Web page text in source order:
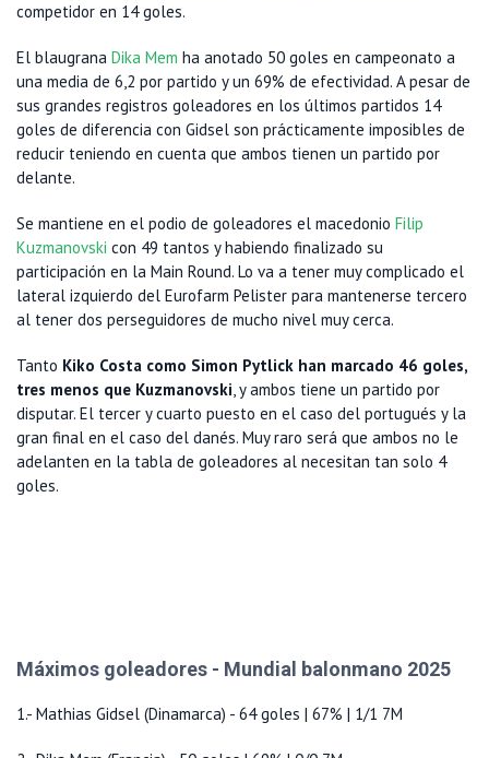
competidor en 14 goles.
El blaugrana Dika Mem ha anotado 50 goles en campeonato a
una media de 6,2 por partido y un 69% de efectividad. A pesar de
sus grandes registros goleadores en los últimos partidos 14
goles de diferencia con Gidsel son prácticamente imposibles de
reducir teniendo en cuenta que ambos tienen un partido por
delante.
Se mantiene en el podio de goleadores el macedonio Filip
Kuzmanovski con 49 tantos y habiendo finalizado su
participación en la Main Round. Lo va a tener muy complicado el
lateral izquierdo del Eurofarm Pelister para mantenerse tercero
al tener dos perseguidores de mucho nivel muy cerca.
Tanto Kiko Costa como Simon Pytlick han marcado 46 goles,
tres menos que Kuzmanovski, y ambos tiene un partido por
disputar. El tercer y cuarto puesto en el caso del portugués y la
gran final en el caso del danés. Muy raro será que ambos no le
adelanten en la tabla de goleadores al necesitan tan solo 4
goles.
Máximos goleadores - Mundial balonmano 2025
1.- Mathias Gidsel (Dinamarca) - 64 goles | 67% | 1/1 7M